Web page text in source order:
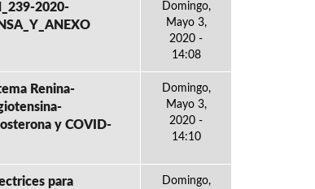
2020-
Domingo,
Mayo 3,
2020 -
14:08
Renina-
y COVID-
Domingo,
Mayo 3,
2020 -
14:10
para
Domingo,